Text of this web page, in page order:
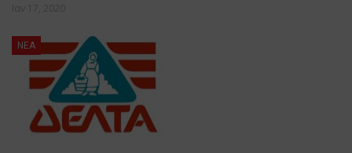
Ιαν 17, 2020
NEA